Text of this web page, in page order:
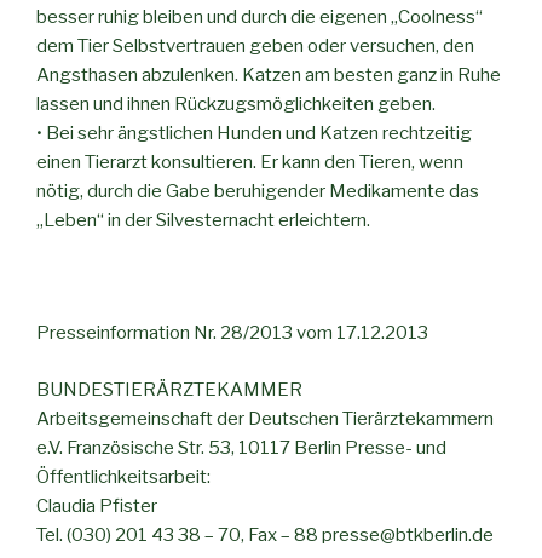
besser ruhig bleiben und durch die eigenen „Coolness“
dem Tier Selbstvertrauen geben oder versuchen, den
Angsthasen abzulenken. Katzen am besten ganz in Ruhe
lassen und ihnen Rückzugsmöglichkeiten geben.
• Bei sehr ängstlichen Hunden und Katzen rechtzeitig
einen Tierarzt konsultieren. Er kann den Tieren, wenn
nötig, durch die Gabe beruhigender Medikamente das
„Leben“ in der Silvesternacht erleichtern.
Presseinformation Nr. 28/2013 vom 17.12.2013
BUNDESTIERÄRZTEKAMMER
Arbeitsgemeinschaft der Deutschen Tierärztekammern
e.V. Französische Str. 53, 10117 Berlin Presse- und
Öffentlichkeitsarbeit:
Claudia Pfister
Tel. (030) 201 43 38 – 70, Fax – 88 presse@btkberlin.de